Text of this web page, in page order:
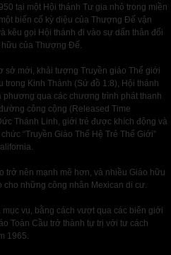
tại một Hội thánh Tư gia nhỏ trong miền
biến cố kỳ diệu của Thượng Đế vận
kêu gọi Hội thánh đi vào sự dấn thân đổi
của Thượng Đế.
sở mới, khải tượng Truyền giáo Thế giới
trong Kinh Thánh (Sứ đồ 1:8), Hội thánh
qua các chương trình phát thanh
công cộng (Released Time
Thánh Linh, giới trẻ được khích động và
“Truyền Giáo Thế Hệ Trẻ Thế Giới”
trở nên mạnh mẽ hơn, và nhiều Giáo hữu
cho những công nhân Mexican di cư.
vụ, bằng cách vượt qua các biên giới
Toàn Cầu trở thành tự trị với tư cách
1965.